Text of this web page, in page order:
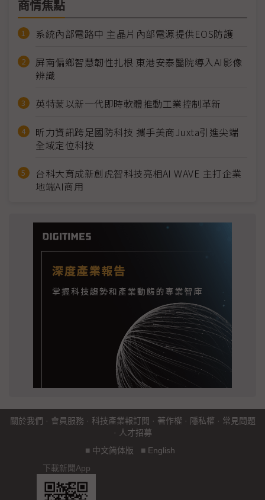
商情焦點
系統內部電路中 主晶片內部電源提供EOS防護
屏南偏鄉智慧韌性扎根 東港安泰醫院導入AI影像
辨識
英特蒙以新一代即時軟體推動工業控制革新
昕力資訊跨足國防科技 攜手美商Juxta引進尖端
全域定位科技
台科大育成新創虎智科技亮相AI WAVE 主打企業
地端AI商用
關於我們 · 會員服務 · 科技產業報訂閱 · 著作權 · 隱私權 · 常見問題
· 人才招募
■ 中文简体版 ■ English
下載新聞App